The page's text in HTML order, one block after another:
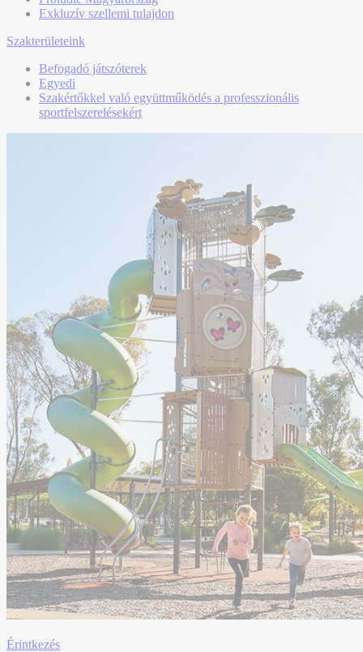
Exkluzív szellemi tulajdon
Szakterületeink
Befogadó játszóterek
Egyedi
Szakértőkkel való együttműködés a professzionális
sportfelszerelésekért
Érintkezés